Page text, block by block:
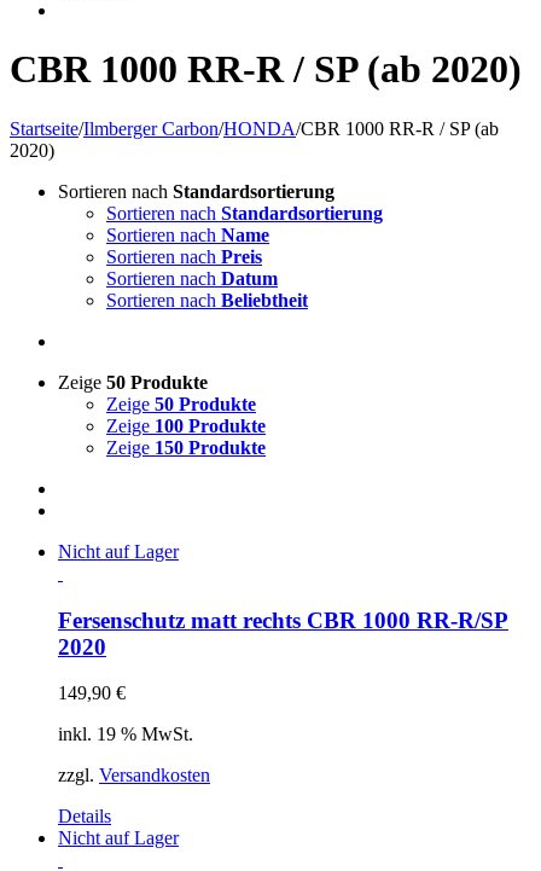
CBR 1000 RR-R / SP (ab 2020)
Startseite/Ilmberger Carbon/HONDA/CBR 1000 RR-R / SP (ab
2020)
Sortieren nach Standardsortierung
Sortieren nach Standardsortierung
Sortieren nach Name
Sortieren nach Preis
Sortieren nach Datum
Sortieren nach Beliebtheit
Zeige 50 Produkte
Zeige 50 Produkte
Zeige 100 Produkte
Zeige 150 Produkte
Nicht auf Lager
Fersenschutz matt rechts CBR 1000 RR-R/SP
2020
149,90 €
inkl. 19 % MwSt.
zzgl. Versandkosten
Details
Nicht auf Lager